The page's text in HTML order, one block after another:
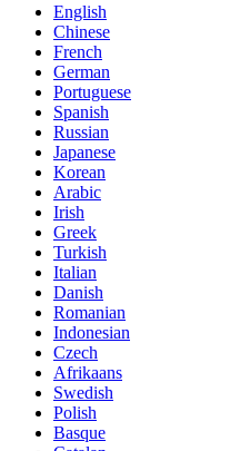
English
Chinese
French
German
Portuguese
Spanish
Russian
Japanese
Korean
Arabic
Irish
Greek
Turkish
Italian
Danish
Romanian
Indonesian
Czech
Afrikaans
Swedish
Polish
Basque